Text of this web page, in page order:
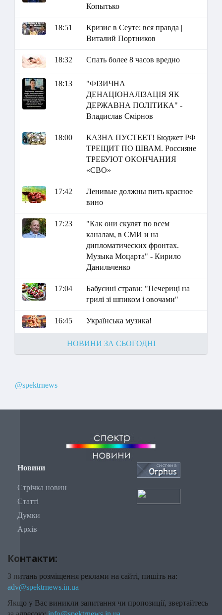
Копытько
18:51
Кризис в Сеуте: вся правда |
Виталий Портников
18:32 Спать более 8 часов вредно
18:13
"ФІЗИЧНА
ДЕНАЦІОНАЛІЗАЦІЯ ЯК
ДЕРЖАВНА ПОЛІТИКА" -
Владислав Смірнов
18:00
КАЗНА ПУСТЕЕТ! Бюджет РФ
ТРЕЩИТ ПО ШВАМ. Россияне
ТРЕБУЮТ ОКОНЧАНИЯ
«СВО»
17:42
Ленивые должны пить красное
вино
17:23
"Как они скулят по всем
каналам, в СМИ и на
дипломатических фронтах.
Музыка Моцарта" - Кирило
Данильченко
17:04
Бабусині страви: "Печериці на
грилі зі шпиком і овочами"
16:45 Українська музика!
НОВИНИ ЗА СЬОГОДНІ
@spektrnews
Новини
Стрічка новин
Статті
Думки
Архів
Контакти:
З питань розміщення реклами на сайті, пишіть на:
adv@spektrnews.in.ua
Якщо у Вас виникли запитання чи пропозиції, звертайтесь